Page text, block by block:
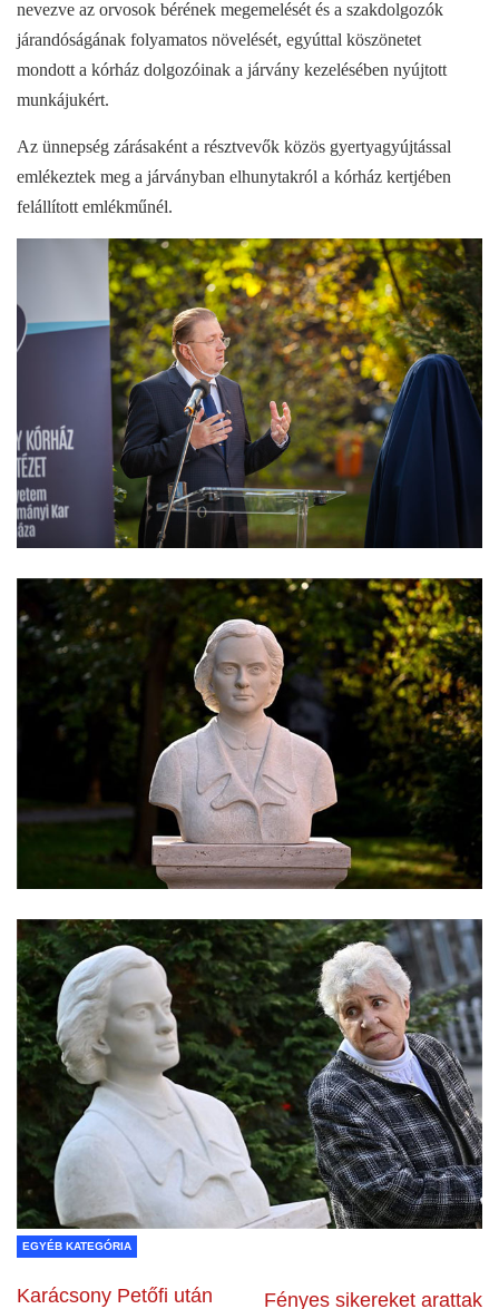
nevezve az orvosok bérének megemelését és a szakdolgozók
járandóságának folyamatos növelését, egyúttal köszönetet
mondott a kórház dolgozóinak a járvány kezelésében nyújtott
munkájukért.
Az ünnepség zárásaként a résztvevők közös gyertyagyújtással
emlékeztek meg a járványban elhunytakról a kórház kertjében
felállított emlékműnél.
EGYÉB KATEGÓRIA
Karácsony Petőfi után Fényes sikereket arattak